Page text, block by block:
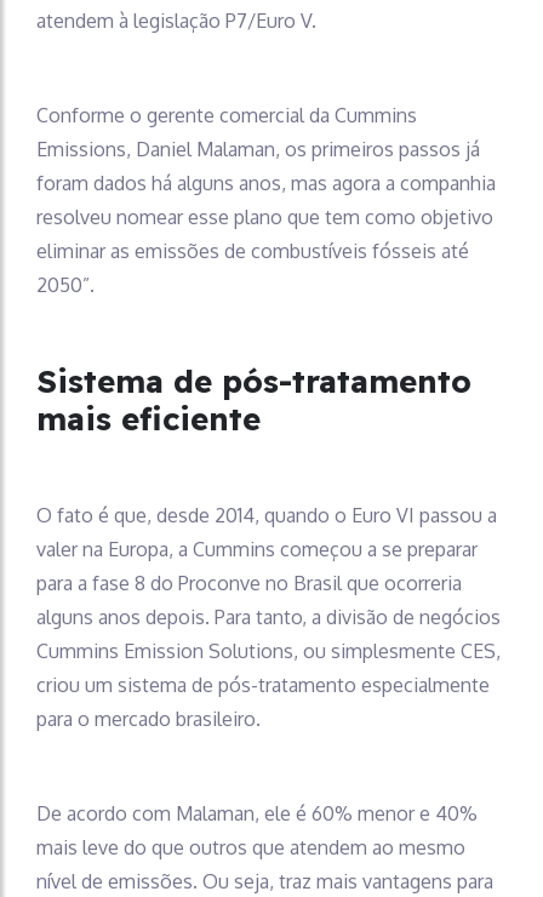
atendem à legislação P7/Euro V.
Conforme o gerente comercial da Cummins
Emissions, Daniel Malaman, os primeiros passos já
foram dados há alguns anos, mas agora a companhia
resolveu nomear esse plano que tem como objetivo
eliminar as emissões de combustíveis fósseis até
2050”.
Sistema de pós-tratamento
mais eficiente
O fato é que, desde 2014, quando o Euro VI passou a
valer na Europa, a Cummins começou a se preparar
para a fase 8 do Proconve no Brasil que ocorreria
alguns anos depois. Para tanto, a divisão de negócios
Cummins Emission Solutions, ou simplesmente CES,
criou um sistema de pós-tratamento especialmente
para o mercado brasileiro.
De acordo com Malaman, ele é 60% menor e 40%
mais leve do que outros que atendem ao mesmo
nível de emissões. Ou seja, traz mais vantagens para